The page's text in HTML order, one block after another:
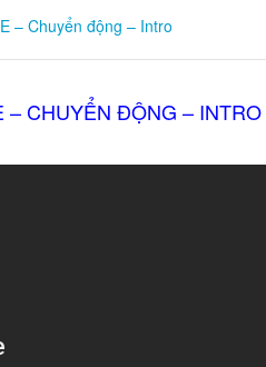
– Chuyển động – Intro
– CHUYỂN ĐỘNG – INTRO